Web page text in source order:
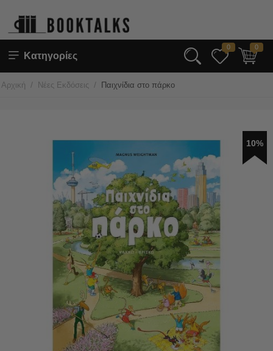
Κατηγορίες
0 0
Αρχική / Νέες Εκδόσεις / Παιχνίδια στο πάρκο
10%